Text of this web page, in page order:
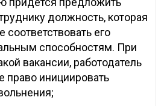
должность, которая
соответствовать его
способностям. При
вакансии, работодатель
право инициировать